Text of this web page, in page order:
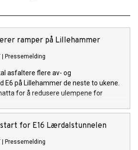
ramper på Lillehammer
| Pressemelding
asfaltere flere av- og
E6 på Lillehammer de neste to ukene.
for å redusere ulempene for
for E16 Lærdalstunnelen
| Pressemelding